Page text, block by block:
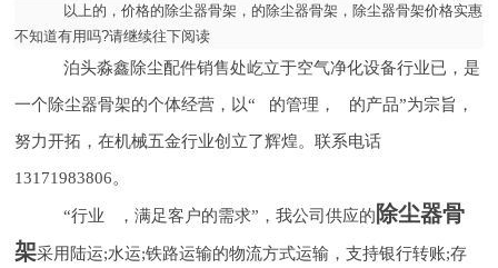
以上的，价格的除尘器骨架，的除尘器骨架，除尘器骨架价格实惠
不知道有用吗?请继续往下阅读
泊头淼鑫除尘配件销售处屹立于空气净化设备行业已，是
一个除尘器骨架的个体经营，以“ 的管理， 的产品”为宗旨，
努力开拓，在机械五金行业创立了辉煌。联系电话
13171983806。
“行业 ，满足客户的需求”，我公司供应的 除尘器骨
架采用陆运;水运;铁路运输的物流方式运输，支持银行转账;存